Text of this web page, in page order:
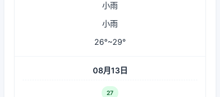
小雨
小雨
26°~29°
08月13日
27